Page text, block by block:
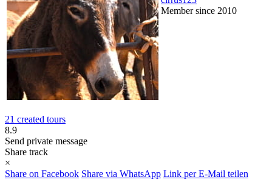
Member since 2010
21 created tours
8.9
Send private message
Share track
×
Share on Facebook Share via WhatsApp Link per E-Mail teilen